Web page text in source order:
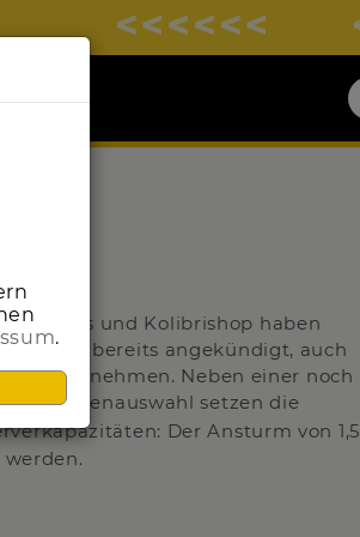
for-less und Kolibrishop haben
bereits angekündigt, auch
teilzunehmen. Neben einer noch
setzen die
Der Ansturm von 1,5
.